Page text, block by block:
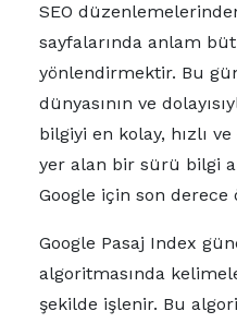
SEO
sayfalarında anlam
yönlendirmektir. Bu
dünyasının ve
bilgiyi en kolay, hızlı
yer alan bir sürü bilgi
Google için son derece
Google Pasaj Index
algoritmasında
şekilde işlenir. Bu